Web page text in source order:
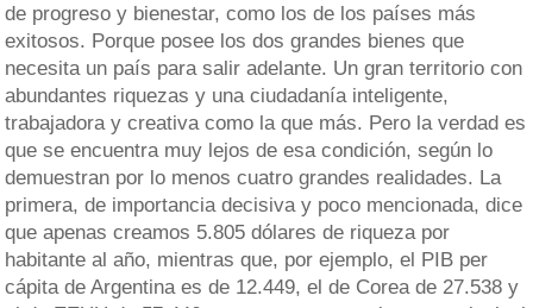
de progreso y bienestar, como los de los países más
exitosos. Porque posee los dos grandes bienes que
necesita un país para salir adelante. Un gran territorio con
abundantes riquezas y una ciudadanía inteligente,
trabajadora y creativa como la que más. Pero la verdad es
que se encuentra muy lejos de esa condición, según lo
demuestran por lo menos cuatro grandes realidades. La
primera, de importancia decisiva y poco mencionada, dice
que apenas creamos 5.805 dólares de riqueza por
habitante al año, mientras que, por ejemplo, el PIB per
cápita de Argentina es de 12.449, el de Corea de 27.538 y